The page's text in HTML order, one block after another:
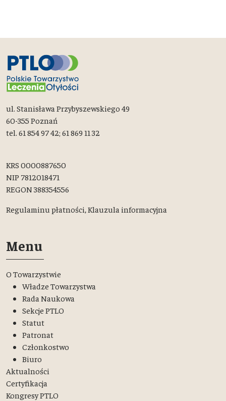
ul. Stanisława Przybyszewskiego 49
60-355 Poznań
tel. 61 854 97 42; 61 869 11 32
KRS 0000887650
NIP 7812018471
REGON 388354556
Regulaminu płatności,Klauzula informacyjna
Menu
O Towarzystwie
Władze Towarzystwa
Rada Naukowa
Sekcje PTLO
Statut
Patronat
Członkostwo
Biuro
Aktualności
Certyfikacja
Kongresy PTLO